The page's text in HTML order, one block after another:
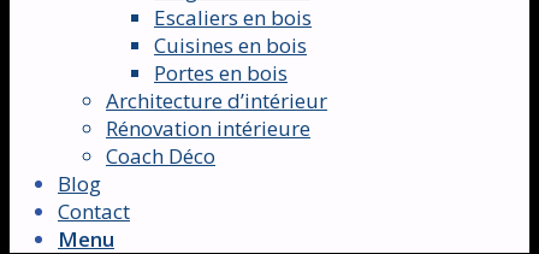
Escaliers en bois
Cuisines en bois
Portes en bois
Architecture d’intérieur
Rénovation intérieure
Coach Déco
Blog
Contact
Menu